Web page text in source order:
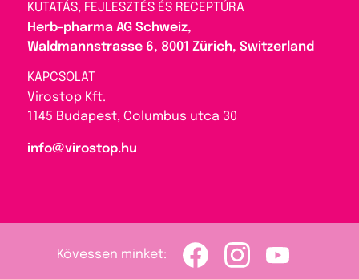
KUTATÁS, FEJLESZTÉS ÉS RECEPTÚRA
Herb-pharma AG Schweiz,
Waldmannstrasse 6, 8001 Zürich, Switzerland
KAPCSOLAT
Virostop Kft.
1145 Budapest, Columbus utca 30
info@virostop.hu
Kövessen minket: